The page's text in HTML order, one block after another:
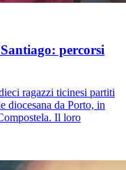
percorsi
ragazzi ticinesi partiti
diocesana da Porto, in
Il loro